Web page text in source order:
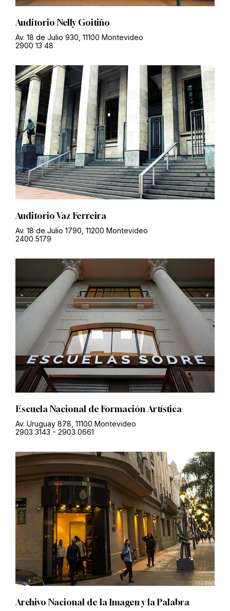
Auditorio Nelly Goitiño
Av. 18 de Julio 930, 11100 Montevideo
2900 13 48
Auditorio Vaz Ferreira
Av. 18 de Julio 1790, 11200 Montevideo
2400 5179
Escuela Nacional de Formación Artística
Av. Uruguay 878, 11100 Montevideo
2903 3143 - 2903 0661
Archivo Nacional de la Imagen y la Palabra